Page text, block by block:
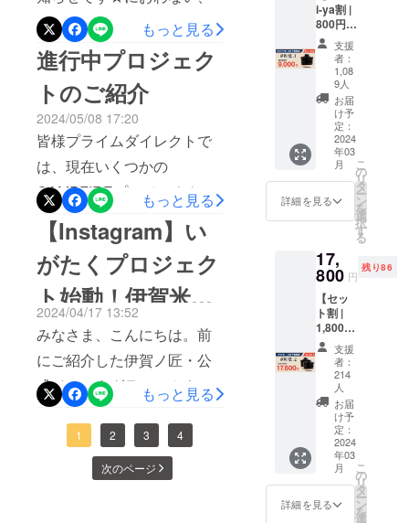
す。https://camp-
fire.jp/projects/829512/view
https://camp-
fire.jp/projects/791145/viewY
OUTUBE商品紹介はコチラ
https://youtu.be/V-
DUSNVXMzw?
si=1Si3MS5k3b-FaP32
さわらない、かがまないゴ
ミ箱の最終形態！非接触型
ダストボックスNONNの
CAMPFIREプロジェクトが
スタートしました！ぜひご
覧ください。https://camp-
fire.jp/projects/view/758078
もっと見る
進行中プロジェク
トのご紹介
2024/05/08 17:20
皆様プライムダイレクトで
は、現在いくつかの
CAMPFIREプロジェクトが
進行中です。よろしけれ
ば、ご覧ください。全天候
型多機能ホワイトパンツ！
https://camp-
fire.jp/projects/view/746619
【無水調理が可能】四角い
フライパンセット
https://camp-
fire.jp/projects/view/7502034
種のレンズで視界をサポー
トするオーバーグラス
もっと見る
【Instagram】い
がたくプロジェク
ト始動！伊賀米が
当たる・・・か
も？
2024/04/17 13:52
みなさま、こんにちは。前
にご紹介した伊賀ノ匠・公
式インスタグラムアカウン
トにて、伊賀ノ匠の輪を広
げるべくこんな取り組みが
始まりました！＼＼ 伊賀
もっと見る
1 2 3 4
次のページ
イグループ
として、全
国の生活協
同組合様を
始めとする
様々な販売
ルートから
集まるお客
様の声を元
が求めてい
発できるよ
うに日々活
動を行って
おります。
代表商品に
たった15秒
でぽっかぽ
かのスピー
ドヒート 温
熱ベスト。8
種類の形に
変形するス
トなど。
i-ya割 |
800円
OFF】
伊賀ノ
匠 レン
ジ土鍋
×1 ※ 一
般販売
予定価
格9,800
円 ※ リ
ターン
価格は
消費
です ※
このリ
ターン
は2024
年3月下
旬のお
届け予
定で
す。
支援
者：
1,08
9人
お届
け予
定：
2024
年03
月
詳細を見る
こ
の
リ
タ
ー
ン
を
選
択
す
る
17,
800 円
残り86
【セッ
ト割 |
1,800円
OFF！
】 伊賀
ノ匠 レ
ンジ土
鍋 ×2 ※
一般販
売予定
価格
19,600
円 ※ リ
ターン
価格は
支援
者：
214
人
お届
け予
定：
2024
年03
月
詳細を見る
こ
の
リ
タ
ー
ン
を
選